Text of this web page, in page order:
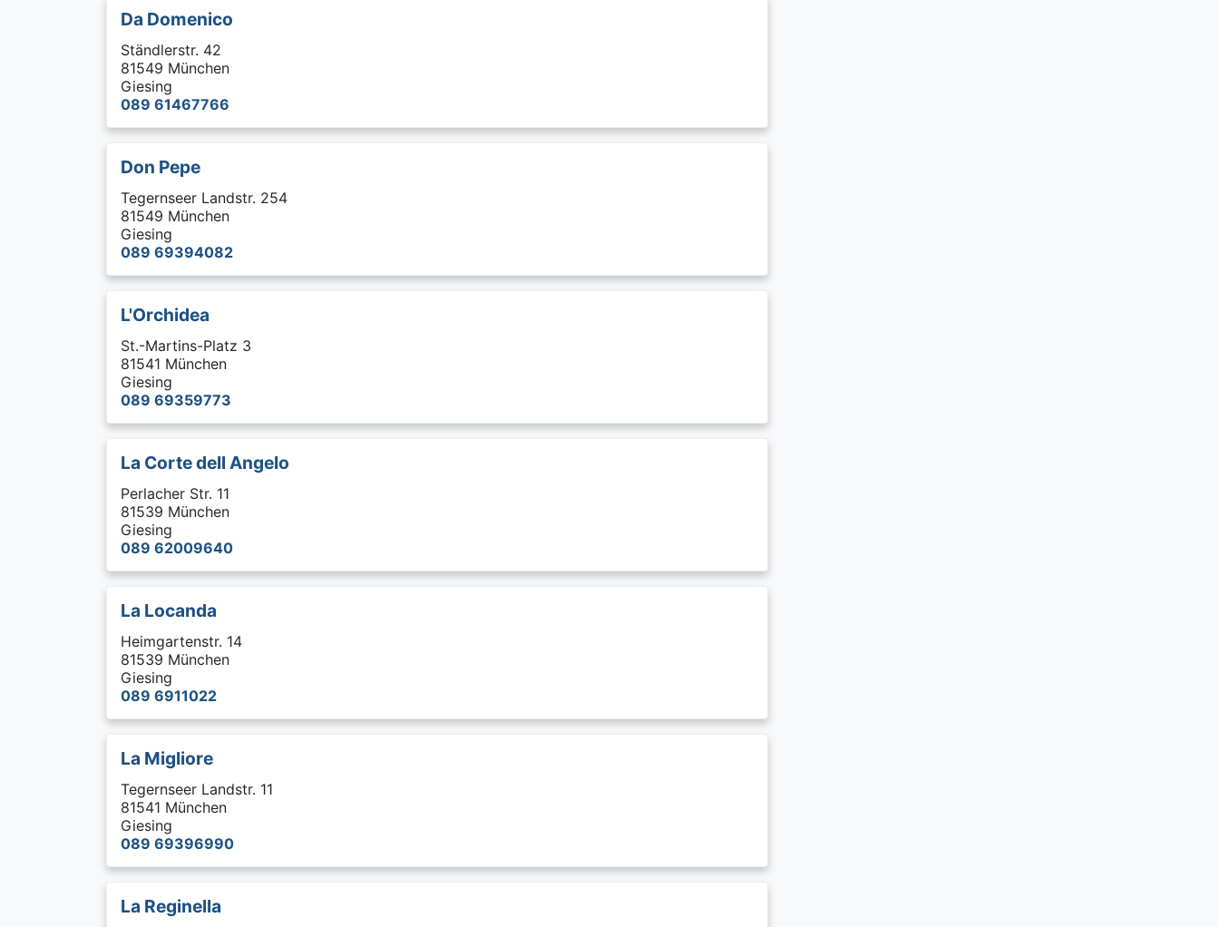
Da Domenico
Ständlerstr. 42
81549 München
Giesing
089 61467766
Don Pepe
Tegernseer Landstr. 254
81549 München
Giesing
089 69394082
L'Orchidea
St.-Martins-Platz 3
81541 München
Giesing
089 69359773
La Corte dell Angelo
Perlacher Str. 11
81539 München
Giesing
089 62009640
La Locanda
Heimgartenstr. 14
81539 München
Giesing
089 6911022
La Migliore
Tegernseer Landstr. 11
81541 München
Giesing
089 69396990
La Reginella